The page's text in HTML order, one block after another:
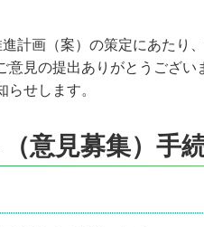
計画（案）の策定にあたり
意見の提出ありがとうござ
せします。
意見募集）手